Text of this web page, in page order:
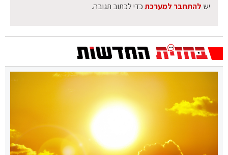
יש להתחבר למערכתכדי לכתוב תגובה.